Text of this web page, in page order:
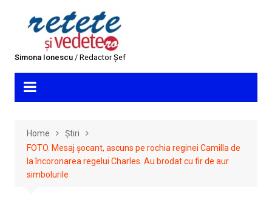
Simona Ionescu/ Redactor Șef
Home
Știri
FOTO. Mesaj șocant, ascuns pe rochia reginei Camilla de
la încoronarea regelui Charles. Au brodat cu fir de aur
simbolurile